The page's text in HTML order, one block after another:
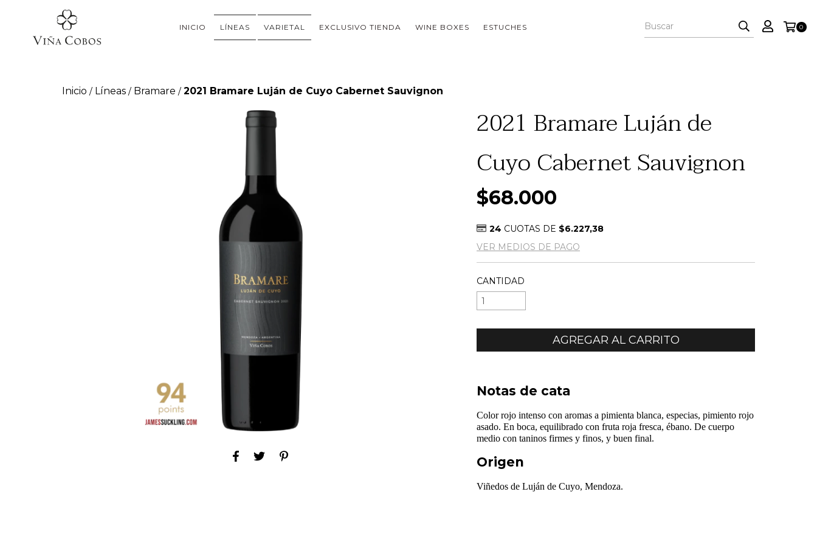
INICIO LÍNEAS VARIETAL EXCLUSIVO TIENDA WINE BOXES ESTUCHES 0
Inicio / Líneas / Bramare / 2021 Bramare Luján de Cuyo Cabernet Sauvignon
2021 Bramare Luján de
Cuyo Cabernet Sauvignon
$68.000
24 CUOTAS DE $6.227,38
VER MEDIOS DE PAGO
CANTIDAD
Notas de cata
Color rojo intenso con aromas a pimienta blanca, especias, pimiento rojo
asado. En boca, equilibrado con fruta roja fresca, ébano. De cuerpo
medio con taninos firmes y finos, y buen final.
Origen
Viñedos de Luján de Cuyo, Mendoza.